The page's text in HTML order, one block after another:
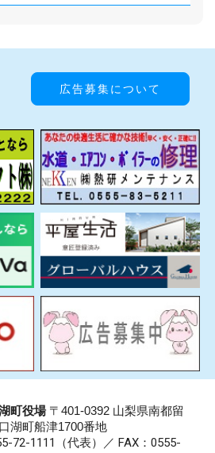
広告募集について
町役場〒401-0392 山梨県南都留
湖町船津1700番地
72-1111 （代表）／ FAX：0555-